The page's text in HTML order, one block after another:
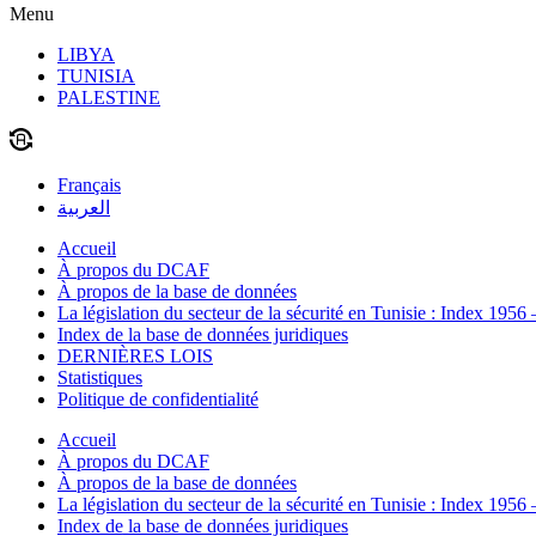
Menu
LIBYA
TUNISIA
PALESTINE
Français
العربية
Accueil
À propos du DCAF
À propos de la base de données
La législation du secteur de la sécurité en Tunisie : Index 1956
Index de la base de données juridiques
DERNIÈRES LOIS
Statistiques
Politique de confidentialité
Accueil
À propos du DCAF
À propos de la base de données
La législation du secteur de la sécurité en Tunisie : Index 1956
Index de la base de données juridiques